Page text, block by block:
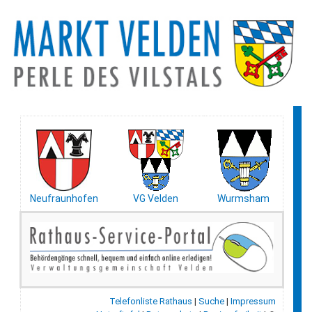
Neufraunhofen VG Velden Wurmsham
Telefonliste Rathaus | Suche | Impressum